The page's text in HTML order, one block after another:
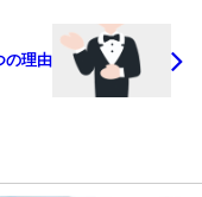
の理由